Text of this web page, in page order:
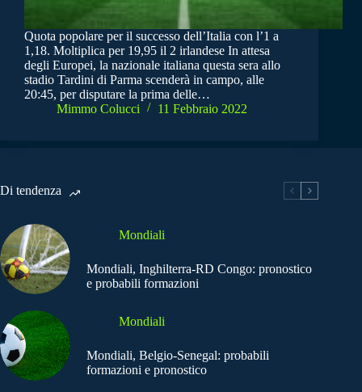
Quota popolare per il successo dell’Italia con l’1 a
1,18. Moltiplica per 19,95 il 2 irlandese In attesa
degli Europei, la nazionale italiana questa sera allo
stadio Tardini di Parma scenderà in campo, alle
20:45, per disputare la prima delle…
Mimmo Colucci
11 Febbraio 2022
Di tendenza
Mondiali
Mondiali, Inghilterra-RD Congo: pronostico
e probabili formazioni
Mondiali
Mondiali, Belgio-Senegal: probabili
formazioni e pronostico